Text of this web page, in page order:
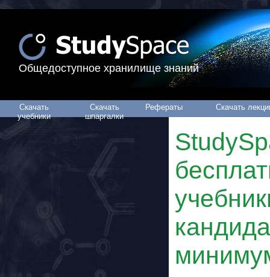
Общедоступное хранилище знаний
Скачать
учебники
Скачать
шпаргалки
Рефераты Скачать